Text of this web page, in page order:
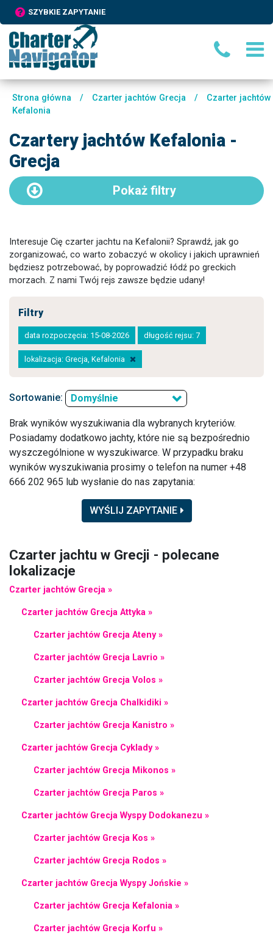
SZYBKIE ZAPYTANIE
Strona główna / Czarter jachtów Grecja /
Czarter jachtów
Kefalonia
Czartery jachtów Kefalonia -
Grecja
Pokaż filtry
Interesuje Cię czarter jachtu na Kefalonii? Sprawdź, jak go
zorganizować, co warto zobaczyć w okolicy i jakich uprawnień
będziesz potrzebować, by poprowadzić łódź po greckich
morzach. Z nami Twój rejs zawsze będzie udany!
Filtry
data rozpoczęcia: 15-08-2026 długość rejsu: 7
lokalizacja: Grecja, Kefalonia
Sortowanie: Domyślnie
Brak wyników wyszukiwania dla wybranych kryteriów.
Posiadamy dodatkowo jachty, które nie są bezpośrednio
wyszczególnione w wyszukiwarce. W przypadku braku
wyników wyszukiwania prosimy o telefon na numer +48
666 202 965 lub wysłanie do nas zapytania:
WYŚLIJ ZAPYTANIE
Czarter jachtu w Grecji - polecane
lokalizacje
Czarter jachtów Grecja »
Czarter jachtów Grecja Attyka »
Czarter jachtów Grecja Ateny »
Czarter jachtów Grecja Lavrio »
Czarter jachtów Grecja Volos »
Czarter jachtów Grecja Chalkidiki »
Czarter jachtów Grecja Kanistro »
Czarter jachtów Grecja Cyklady »
Czarter jachtów Grecja Mikonos »
Czarter jachtów Grecja Paros »
Czarter jachtów Grecja Wyspy Dodokanezu »
Czarter jachtów Grecja Kos »
Czarter jachtów Grecja Rodos »
Czarter jachtów Grecja Wyspy Jońskie »
Czarter jachtów Grecja Kefalonia »
Czarter jachtów Grecja Korfu »